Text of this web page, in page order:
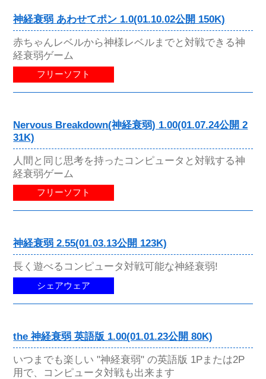
神経衰弱 あわせてポン 1.0(01.10.02公開 150K)
赤ちゃんレベルから神様レベルまでと対戦できる神
経衰弱ゲーム
フリーソフト
Nervous Breakdown(神経衰弱) 1.00(01.07.24公開 2
31K)
人間と同じ思考を持ったコンピュータと対戦する神
経衰弱ゲーム
フリーソフト
神経衰弱 2.55(01.03.13公開 123K)
長く遊べるコンピュータ対戦可能な神経衰弱!
シェアウェア
the 神経衰弱 英語版 1.00(01.01.23公開 80K)
いつまでも楽しい "神経衰弱" の英語版 1Pまたは2P
用で、コンピュータ対戦も出来ます